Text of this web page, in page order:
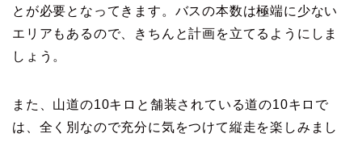
とが必要となってきます。バスの本数は極端に少ない
エリアもあるので、きちんと計画を立てるようにしま
しょう。
また、山道の10キロと舗装されている道の10キロで
は、全く別なので充分に気をつけて縦走を楽しみまし